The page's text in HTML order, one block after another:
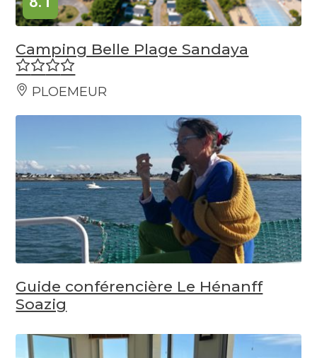
Camping Belle Plage Sandaya
PLOEMEUR
Guide conférencière Le Hénanff
Soazig